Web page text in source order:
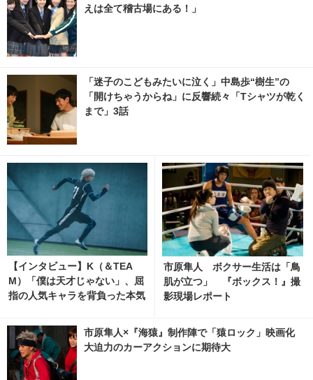
えは全て稽古場にある！」
「迷子のこどもみたいに泣く」中島歩“樹生”の
「開けちゃうからね」に反響続々「Tシャツが乾く
まで」3話
【インタビュー】K（＆TEA
M）「僕は天才じゃない」、屈
指の人気キャラを背負った本気
inemacafe.net
市原隼人 ボクサー生活は「鳥
肌が立つ」 『ボックス！』撮
影現場レポート
市原隼人×『海猿』制作陣で「猿ロック」映画化
大迫力のカーアクションに期待大